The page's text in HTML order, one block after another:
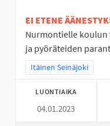
EI ETENE
Nurmontielle koulun
ja pyöräteiden
Rajaa tulokset
Itäinen Seinäjoki
LUONTIAIKA
04.01.2023